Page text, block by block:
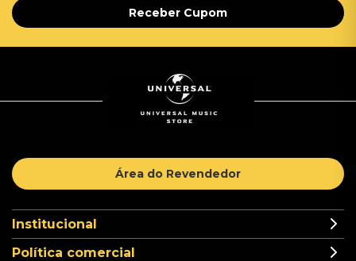
Receber Cupom
Área do Revendedor
Institucional
Política comercial